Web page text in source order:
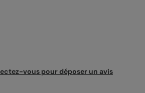
vous pour déposer un avis